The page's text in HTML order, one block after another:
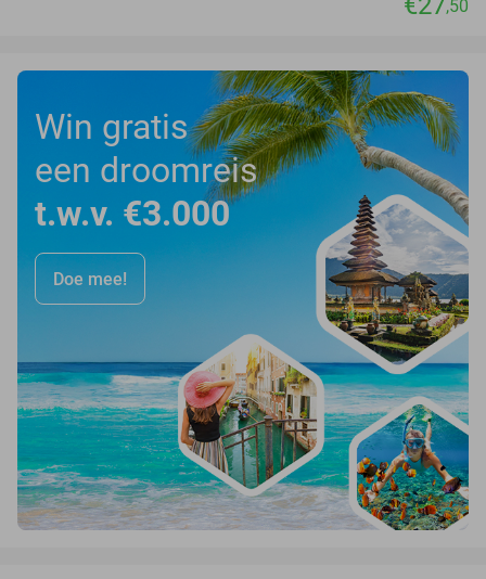
,50
Win gratis
een droomreis
t.w.v. €3.000
Doe mee!